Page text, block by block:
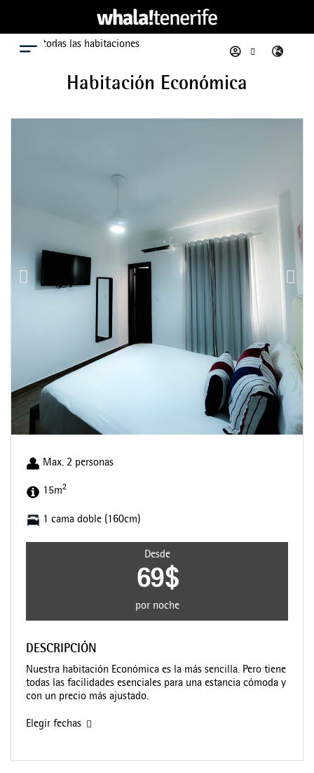
Menú
Ver todas las habitaciones
Habitación Económica
Max. 2 personas
15m2
1 cama doble (160cm)
Desde
69$
por noche
DESCRIPCIÓN
Nuestra habitación Económica es la más sencilla. Pero tiene
todas las facilidades esenciales para una estancia cómoda y
con un precio más ajustado.
Elegir fechas